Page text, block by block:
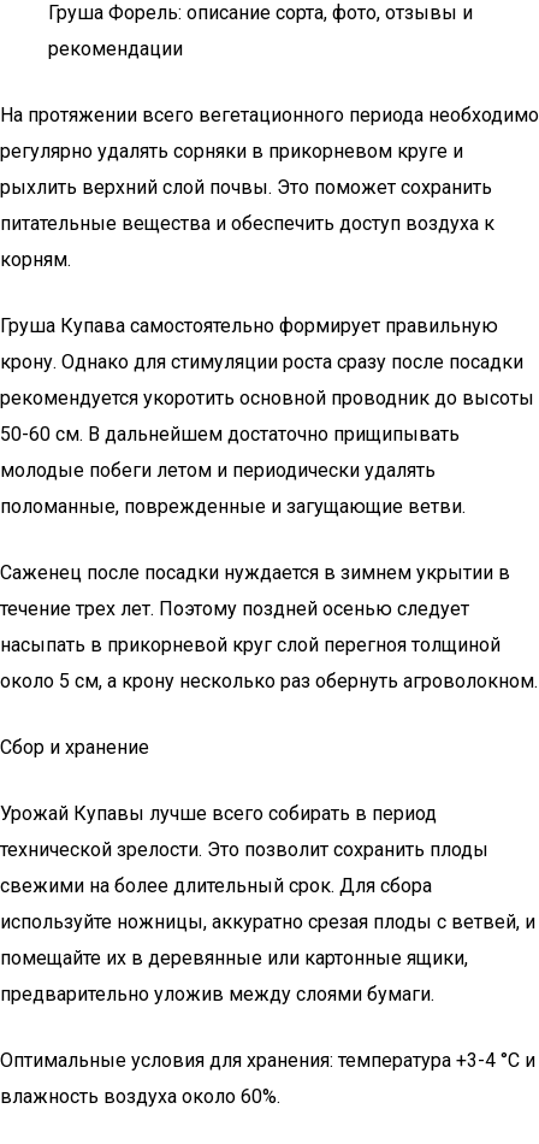
Груша Форель: описание сорта, фото, отзывы и
рекомендации
На протяжении всего вегетационного периода необходимо
регулярно удалять сорняки в прикорневом круге и
рыхлить верхний слой почвы. Это поможет сохранить
питательные вещества и обеспечить доступ воздуха к
корням.
Груша Купава самостоятельно формирует правильную
крону. Однако для стимуляции роста сразу после посадки
рекомендуется укоротить основной проводник до высоты
50-60 см. В дальнейшем достаточно прищипывать
молодые побеги летом и периодически удалять
поломанные, поврежденные и загущающие ветви.
Саженец после посадки нуждается в зимнем укрытии в
течение трех лет. Поэтому поздней осенью следует
насыпать в прикорневой круг слой перегноя толщиной
около 5 см, а крону несколько раз обернуть агроволокном.
Сбор и хранение
Урожай Купавы лучше всего собирать в период
технической зрелости. Это позволит сохранить плоды
свежими на более длительный срок. Для сбора
используйте ножницы, аккуратно срезая плоды с ветвей, и
помещайте их в деревянные или картонные ящики,
предварительно уложив между слоями бумаги.
Оптимальные условия для хранения: температура +3-4 °С и
влажность воздуха около 60%.